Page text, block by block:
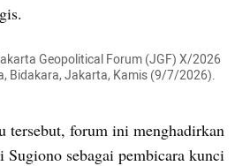
Geopolitical Forum (JGF) X/2026
Bidakara, Jakarta, Kamis (9/7/2026).
tersebut, forum ini menghadirkan
sebagai pembicara kunci